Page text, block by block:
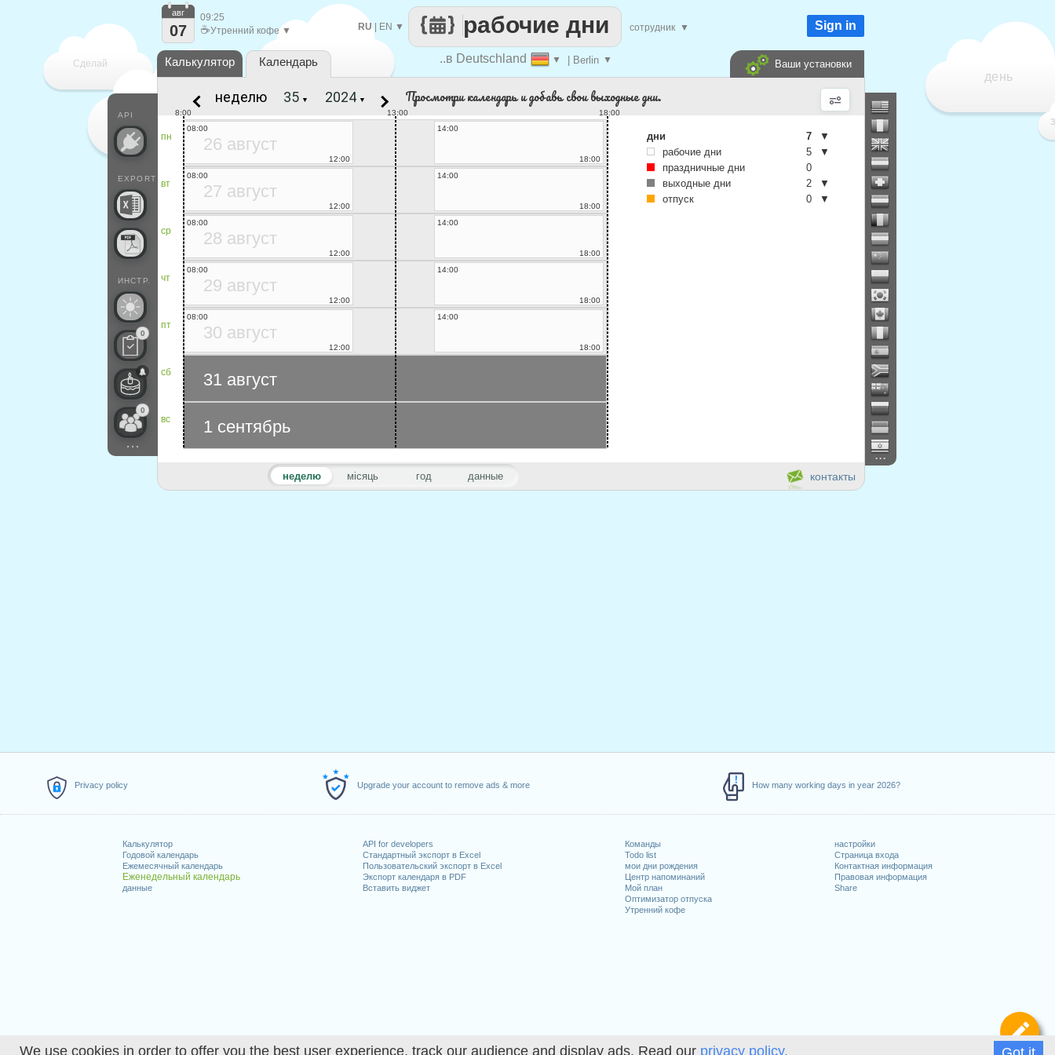
We use cookies in order to offer you the best user experience, track our audience and display ads. Read our privacy policy.
Privacy policy Upgrade your account to remove ads & more How many working days in year 2026?
Калькулятор
Годовой календарь
Ежемесячный календарь
Еженедельный календарь
данные
API for developers
Стандартный экспорт в Excel
Пользовательский экспорт в Excel
Экспорт календаря в PDF
Вставить виджет
Команды
Todo list
мои дни рождения
Центр напоминаний
Мой план
Оптимизатор отпуска
Утренний кофе
настройки
Страница входа
Контактная информация
Правовая информация
Share
Сделай
каждый
день
..в Deutschland ▼ | Berlin ▼
рабочие дни
RU| EN ▼ сотрудник ▼
API
EXPORT
ИНСТР.
0
0
...
авг
07
09:25
☕Утренний кофе ▼ Sign in
Калькулятор Календарь Ваши установки
...
контакты
неделю місяць год данные
неделю ▼ ▼ Просмотри календарь и добавь свои выходные дни.
пн
вт
ср
чт
пт
сб
вс
13:00
8:00 18:00
26 август
08:00
12:00
14:00
18:00
27 август
08:00
12:00
14:00
18:00
28 август
08:00
12:00
14:00
18:00
29 август
08:00
12:00
14:00
18:00
30 август
08:00
12:00
14:00
18:00
31 август
1 сентябрь
дни 7
▼
рабочие дни
5
▼
праздничные дни
0
выходные дни
2
▼
отпуск
0 ▼